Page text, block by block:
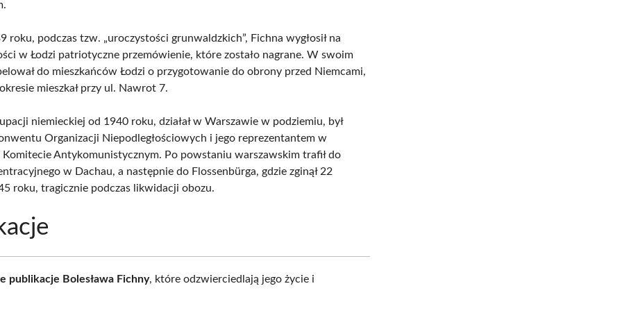
roku, podczas tzw. „uroczystości grunwaldzkich”, Fichna wygłosił na
w Łodzi patriotyczne przemówienie, które zostało nagrane. W swoim
do mieszkańców Łodzi o przygotowanie do obrony przed Niemcami,
mieszkał przy ul. Nawrot 7.
niemieckiej od 1940 roku, działał w Warszawie w podziemiu, był
Organizacji Niepodległościowych i jego reprezentantem w
Komitecie Antykomunistycznym. Po powstaniu warszawskim trafił do
w Dachau, a następnie do Flossenbürga, gdzie zginął 22
roku, tragicznie podczas likwidacji obozu.
publikacje Bolesława Fichny, które odzwierciedlają jego życie i